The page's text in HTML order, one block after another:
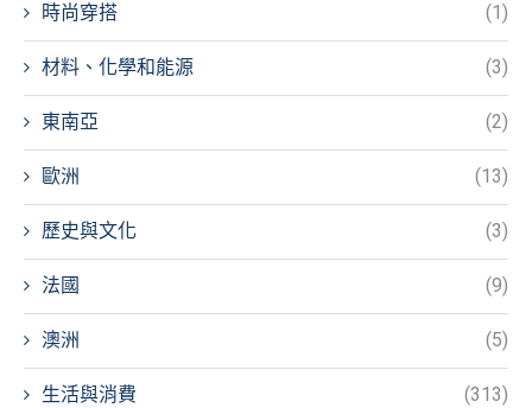
時尚穿搭 (1)
材料、化學和能源 (3)
東南亞 (2)
歐洲 (13)
歷史與文化 (3)
法國 (9)
澳洲 (5)
生活與消費 (313)